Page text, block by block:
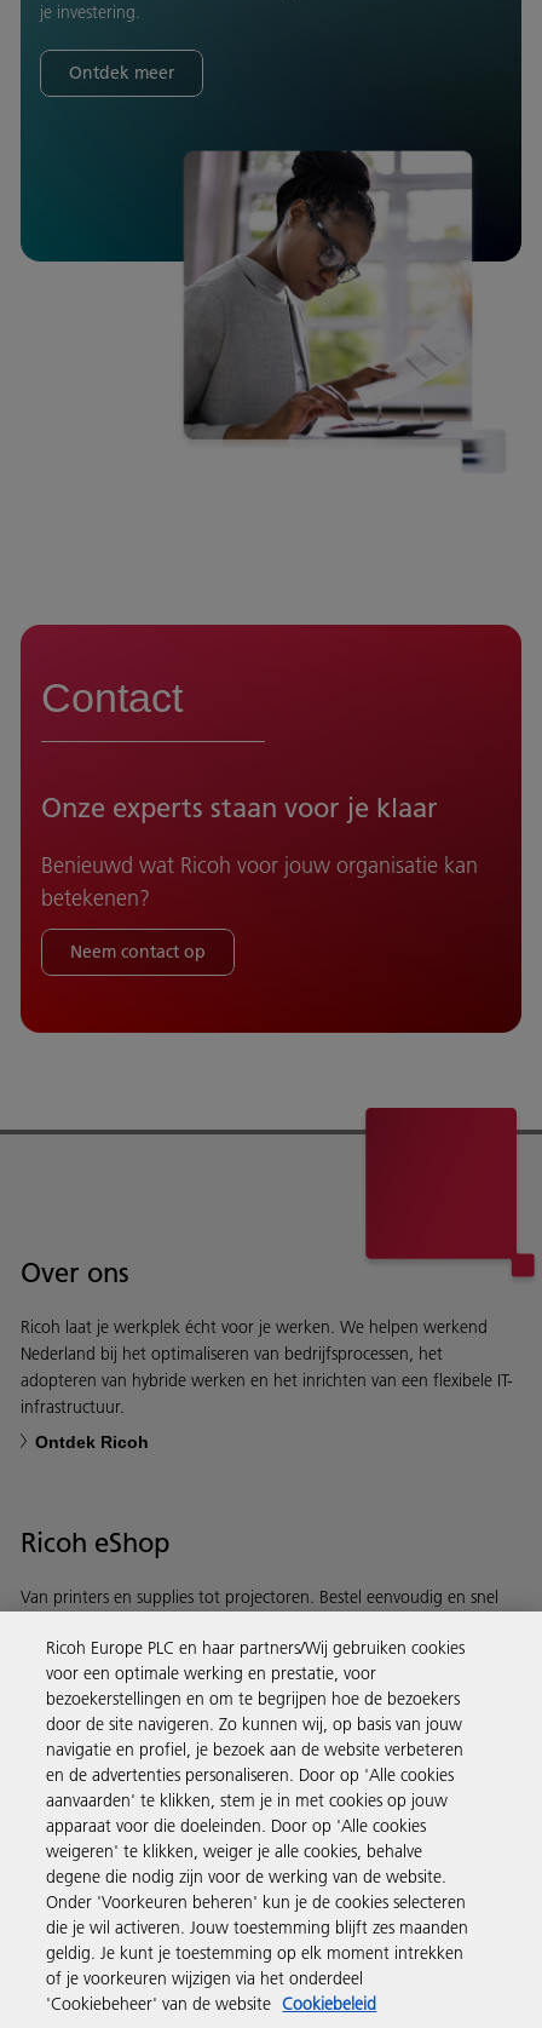
je investering.
Ontdek meer
Contact
Onze experts staan voor je klaar
Benieuwd wat Ricoh voor jouw organisatie kan
betekenen?
Neem contact op
Over ons
Ricoh laat je werkplek écht voor je werken. We helpen werkend
Nederland bij het optimaliseren van bedrijfsprocessen, het
adopteren van hybride werken en het inrichten van een flexibele IT-
infrastructuur.
Ontdek Ricoh
Ricoh eShop
Van printers en supplies tot projectoren. Bestel eenvoudig en snel
Ontdek meer
Business Solutions
Producten en services
Support en contact
Inspiratie
Ricoh Europe PLC en haar partners/Wij gebruiken cookies
voor een optimale werking en prestatie, voor
bezoekerstellingen en om te begrijpen hoe de bezoekers
door de site navigeren. Zo kunnen wij, op basis van jouw
navigatie en profiel, je bezoek aan de website verbeteren
en de advertenties personaliseren. Door op 'Alle cookies
aanvaarden' te klikken, stem je in met cookies op jouw
apparaat voor die doeleinden. Door op 'Alle cookies
weigeren' te klikken, weiger je alle cookies, behalve
degene die nodig zijn voor de werking van de website.
Onder 'Voorkeuren beheren' kun je de cookies selecteren
die je wil activeren. Jouw toestemming blijft zes maanden
geldig. Je kunt je toestemming op elk moment intrekken
of je voorkeuren wijzigen via het onderdeel
'Cookiebeheer' van de website Cookiebeleid